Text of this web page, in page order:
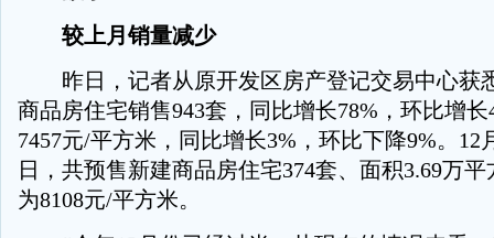
较上月销量减少
昨日，记者从原开发区房产登记交易中心获
商品房住宅销售943套，同比增长78%，环比增
7457元/平方米，同比增长3%，环比下降9%。12
日，共预售新建商品房住宅374套、面积3.69万
为8108元/平方米。